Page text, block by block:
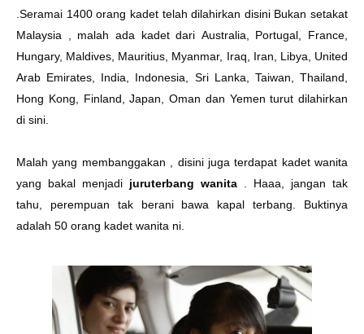
.Seramai 1400 orang kadet telah dilahirkan disini Bukan setakat
Malaysia , malah ada kadet dari Australia, Portugal, France,
Hungary, Maldives, Mauritius, Myanmar, Iraq, Iran, Libya, United
Arab Emirates, India, Indonesia, Sri Lanka, Taiwan, Thailand,
Hong Kong, Finland, Japan, Oman dan Yemen turut dilahirkan
di sini.
Malah yang membanggakan , disini juga terdapat kadet wanita
yang bakal menjadi juruterbang wanita . Haaa, jangan tak
tahu, perempuan tak berani bawa kapal terbang. Buktinya
adalah 50 orang kadet wanita ni.